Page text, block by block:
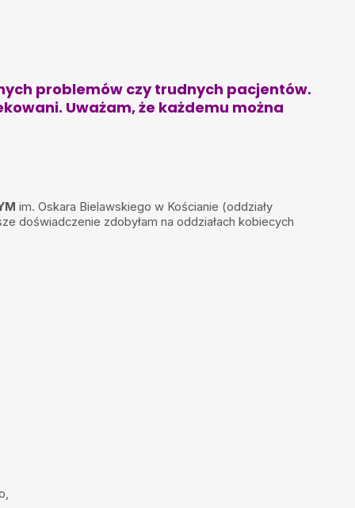
problemów czy trudnych pacjentów.
Uważam, że każdemu można
im. Oskara Bielawskiego w Kościanie (oddziały
doświadczenie zdobyłam na oddziałach kobiecych